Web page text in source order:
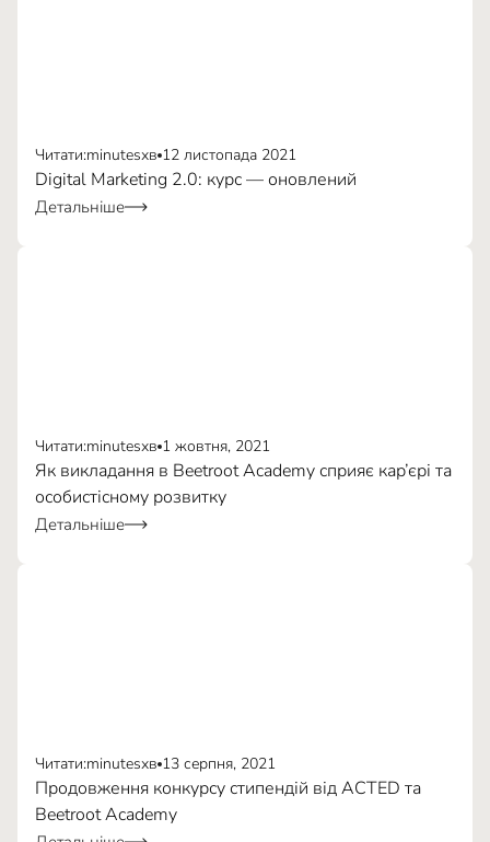
Freerice
Читати:minutesхв 12 листопада 2021
Digital Marketing 2.0: курс — оновлений
Детальніше
Читати:minutesхв 1 жовтня, 2021
Як викладання в Beetroot Academy сприяє кар’єрі та
особистісному розвитку
Детальніше
Читати:minutesхв 13 серпня, 2021
Продовження конкурсу стипендій від ACTED та
Beetroot Academy